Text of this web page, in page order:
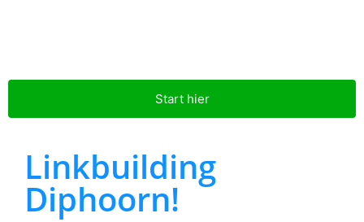
Start hier
Linkbuilding
Diphoorn!